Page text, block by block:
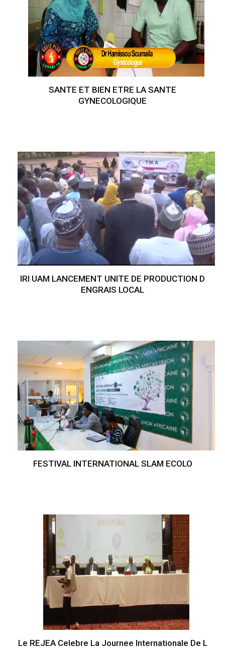
SANTE ET BIEN ETRE LA SANTE
GYNECOLOGIQUE
IRI UAM LANCEMENT UNITE DE PRODUCTION D
ENGRAIS LOCAL
FESTIVAL INTERNATIONAL SLAM ECOLO
Le REJEA Celebre La Journee Internationale De L